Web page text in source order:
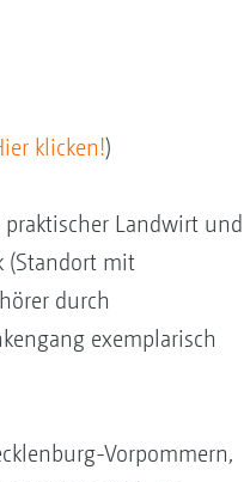
klicken!)
praktischer Landwirt und
(Standort mit
durch
exemplarisch
Vorpommern,